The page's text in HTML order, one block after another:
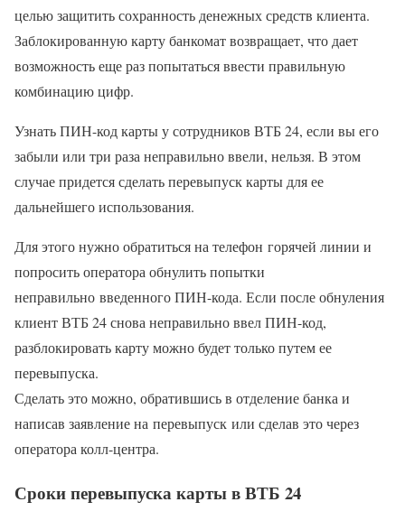
целью защитить сохранность денежных средств клиента.
Заблокированную карту банкомат возвращает, что дает
возможность еще раз попытаться ввести правильную
комбинацию цифр.
Узнать ПИН-код карты у сотрудников ВТБ 24, если вы его
забыли или три раза неправильно ввели, нельзя. В этом
случае придется сделать перевыпуск карты для ее
дальнейшего использования.
Для этого нужно обратиться на телефон горячей линии и
попросить оператора обнулить попытки
неправильно введенного ПИН-кода. Если после обнуления
клиент ВТБ 24 снова неправильно ввел ПИН-код,
разблокировать карту можно будет только путем ее
перевыпуска.
Сделать это можно, обратившись в отделение банка и
написав заявление на перевыпуск или сделав это через
оператора колл-центра.
Сроки перевыпуска карты в ВТБ 24